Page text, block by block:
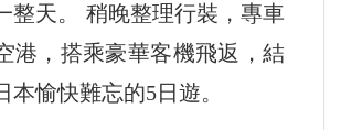
整天。 稍晚整理行裝，專車
港，搭乘豪華客機飛返，結
本愉快難忘的5日遊。